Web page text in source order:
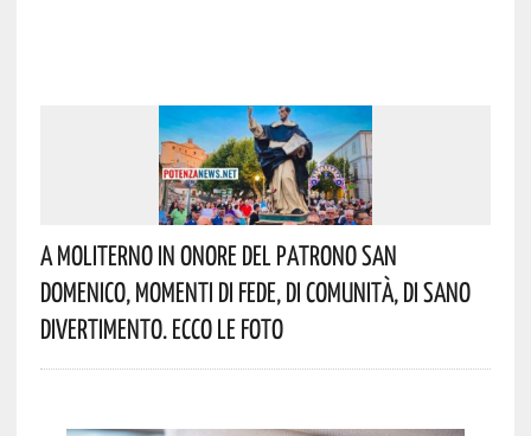
A Moliterno In Onore Del Patrono San
Domenico, Momenti Di Fede, Di Comunità, Di Sano
Divertimento. Ecco Le Foto